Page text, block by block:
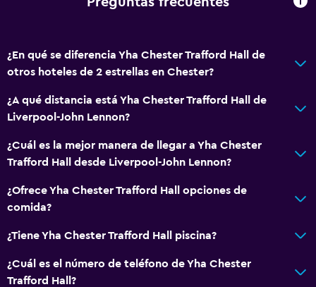
¿En qué se diferencia Yha Chester Trafford Hall de
otros hoteles de 2 estrellas en Chester?
¿A qué distancia está Yha Chester Trafford Hall de
Liverpool-John Lennon?
¿Cuál es la mejor manera de llegar a Yha Chester
Trafford Hall desde Liverpool-John Lennon?
¿Ofrece Yha Chester Trafford Hall opciones de
comida?
¿Tiene Yha Chester Trafford Hall piscina?
¿Cuál es el número de teléfono de Yha Chester
Trafford Hall?